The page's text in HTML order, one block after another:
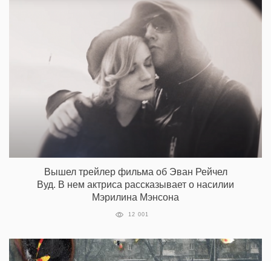
Вышел трейлер фильма об Эван Рейчел
Вуд. В нем актриса рассказывает о насилии
Мэрилина Мэнсона
12 001